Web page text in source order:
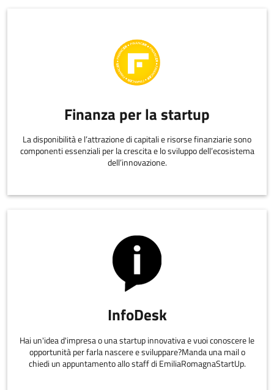
Finanza per la startup
La disponibilità e l’attrazione di capitali e risorse finanziarie sono
componenti essenziali per la crescita e lo sviluppo dell’ecosistema
dell’innovazione.
InfoDesk
Hai un'idea d'impresa o una startup innovativa e vuoi conoscere le
opportunità per farla nascere e sviluppare?Manda una mail o
chiedi un appuntamento allo staff di EmiliaRomagnaStartUp.